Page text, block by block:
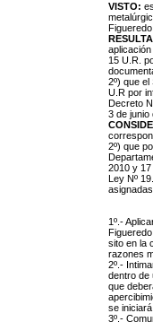
VISTO:
15 U.R.
2º) que
U.R por
Decreto
3 de junio
2º) que
2010 y
Ley Nº
1º.-
sito en la
razones
2º.-
dentro de
que
se
3º.-